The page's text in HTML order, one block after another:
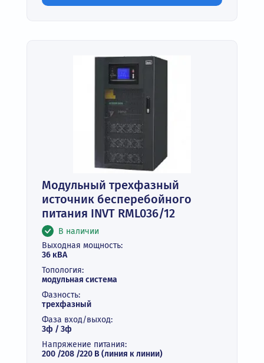
Модульный трехфазный
источник бесперебойного
питания INVT RML036/12
В наличии
Выходная мощность:
36 кВА
Топология:
модульная система
Фазность:
трехфазный
Фаза вход/выход:
3ф / 3ф
Напряжение питания:
200 /208 /220 В (линия к линии)